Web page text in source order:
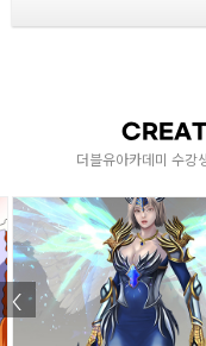
사실적 표현과
디자인의 개념
- 일러스트와
- 캐릭터 및 단
인체 및 캐릭
- 인체의 체형
더블유아카데미 수강